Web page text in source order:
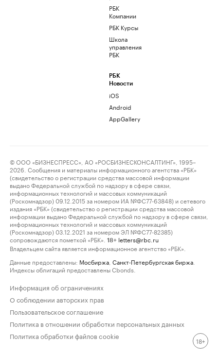
РБК
Компании
РБК Курсы
Школа
управления
РБК
РБК
Новости
iOS
Android
AppGallery
© ООО «БИЗНЕСПРЕСС», АО «РОСБИЗНЕСКОНСАЛТИНГ», 1995–
2026. Сообщения и материалы информационного агентства «РБК»
(свидетельство о регистрации средства массовой информации
выдано Федеральной службой по надзору в сфере связи,
информационных технологий и массовых коммуникаций
(Роскомнадзор) 09.12.2015 за номером ИА №ФС77-63848) и сетевого
издания «РБК» (свидетельство о регистрации средства массовой
информации выдано Федеральной службой по надзору в сфере связи,
информационных технологий и массовых коммуникаций
(Роскомнадзор) 03.12.2021 за номером ЭЛ №ФС77-82385)
сопровождаются пометкой «РБК».
18+ letters@rbc.ru
Владельцем сайта является информационное агентство «РБК».
Данные предоставлены: Мосбиржа Санкт-Петербургская биржа
Индексы облигаций предоставлены Cbonds.
Информация об ограничениях
О соблюдении авторских прав
Пользовательское соглашение
Политика в отношении обработки персональных данных
Политика обработки файлов cookie
18+